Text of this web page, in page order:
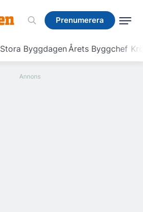
Prenumerera
Stora ByggdagenÅrets Byggchef
Prenumerera